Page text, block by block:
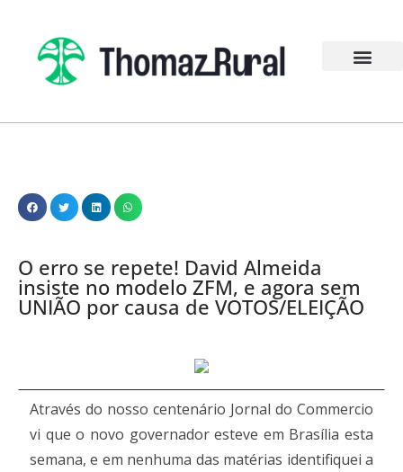
O erro se repete! David Almeida
insiste no modelo ZFM, e agora sem
UNIÃO por causa de VOTOS/ELEIÇÃO
Através do nosso centenário Jornal do Commercio
vi que o novo governador esteve em Brasília esta
semana, e em nenhuma das matérias identifiquei a